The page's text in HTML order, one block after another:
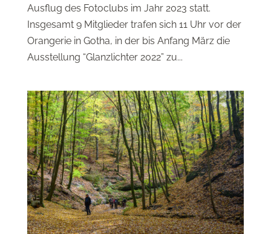
Ausflug des Fotoclubs im Jahr 2023 statt.
Insgesamt 9 Mitglieder trafen sich 11 Uhr vor der
Orangerie in Gotha, in der bis Anfang März die
Ausstellung “Glanzlichter 2022” zu...